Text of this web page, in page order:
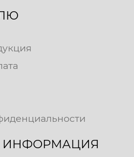
ИНФОРМАЦИЯ